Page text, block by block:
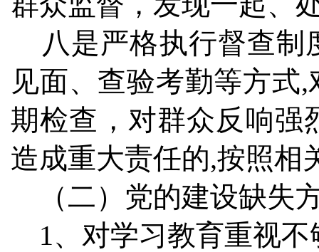
八是严格执行督查制
见面、查验考勤等方式
期检查，对群众反响强
造成重大责任的,按照相
（二）党的建设缺失
1、对学习教育重视不